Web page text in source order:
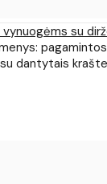
su
dantytais